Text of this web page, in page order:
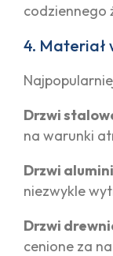
codziennego
4. Materiał
Drzwi
na warunki
Drzwi
niezwykle
Drzwi
cenione za